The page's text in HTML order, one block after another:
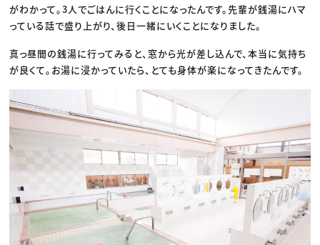
がわかって。3人でごはんに行くことになったんです。先輩が銭湯にハマ
っている話で盛り上がり、後日一緒にいくことになりました。
真っ昼間の銭湯に行ってみると、窓から光が差し込んで、本当に気持ち
が良くて。お湯に浸かっていたら、とても身体が楽になってきたんです。